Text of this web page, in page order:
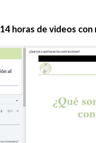
14 horas de videos